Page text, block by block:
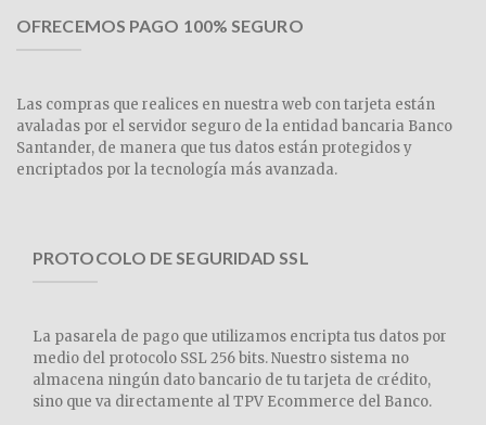
OFRECEMOS PAGO 100% SEGURO
Las compras que realices en nuestra web con tarjeta están
avaladas por el servidor seguro de la entidad bancaria Banco
Santander, de manera que tus datos están protegidos y
encriptados por la tecnología más avanzada.
PROTOCOLO DE SEGURIDAD SSL
La pasarela de pago que utilizamos encripta tus datos por
medio del protocolo SSL 256 bits. Nuestro sistema no
almacena ningún dato bancario de tu tarjeta de crédito,
sino que va directamente al TPV Ecommerce del Banco.